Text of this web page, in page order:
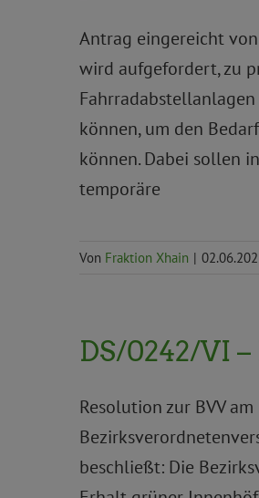
Antrag eingereicht
wird aufgefordert, zu
können, um den
können. Dabei sollen
temporäre
Von Fraktion Xhain |
DS/0242/VI
Resolution zur BVV
beschließt: Die